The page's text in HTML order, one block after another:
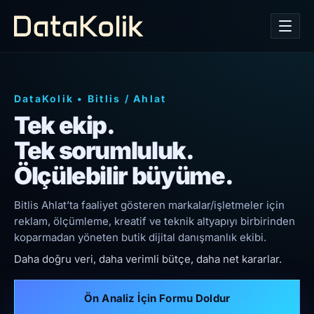
DataKolik • Bitlis /Ahlat
Tek ekip.
Tek sorumluluk.
Ölçülebilir büyüme.
Bitlis Ahlat’ta faaliyet gösteren markalar/işletmeler için
reklam, ölçümleme, kreatif ve teknik altyapıyı birbirinden
koparmadan yöneten butik dijital danışmanlık ekibi.
Daha doğru veri, daha verimli bütçe, daha net kararlar.
Ön Analiz İçin Formu Doldur